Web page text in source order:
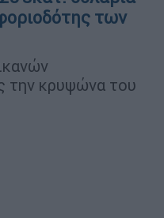
των
την κρυψώνα του